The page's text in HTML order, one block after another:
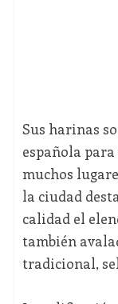
Sus harinas
española
muchos
la ciudad
calidad el
también
tradicional,